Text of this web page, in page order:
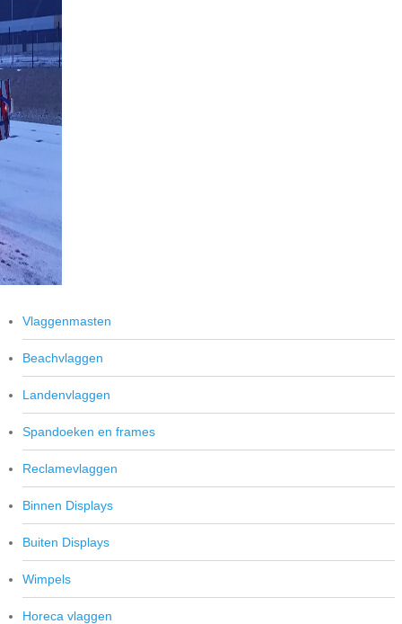
Vlaggenmasten
Beachvlaggen
Landenvlaggen
Spandoeken en frames
Reclamevlaggen
Binnen Displays
Buiten Displays
Wimpels
Horeca vlaggen